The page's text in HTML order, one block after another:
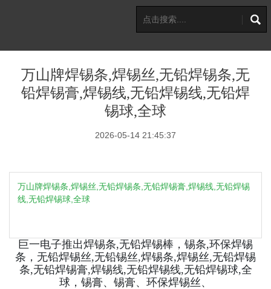
万山牌焊锡条,焊锡丝,无铅焊锡条,无
铅焊锡膏,焊锡线,无铅焊锡线,无铅焊
锡球,全球
2026-05-14 21:45:37
万山牌焊锡条,焊锡丝,无铅焊锡条,无铅焊锡膏,焊锡线,无铅焊锡
线,无铅焊锡球,全球
巨一电子推出焊锡条,无铅焊锡棒，锡条,环保焊锡
条，无铅焊锡丝,无铅锡丝,焊锡条,焊锡丝,无铅焊锡
条,无铅焊锡膏,焊锡线,无铅焊锡线,无铅焊锡球,全
球，锡膏、锡膏、环保焊锡丝、